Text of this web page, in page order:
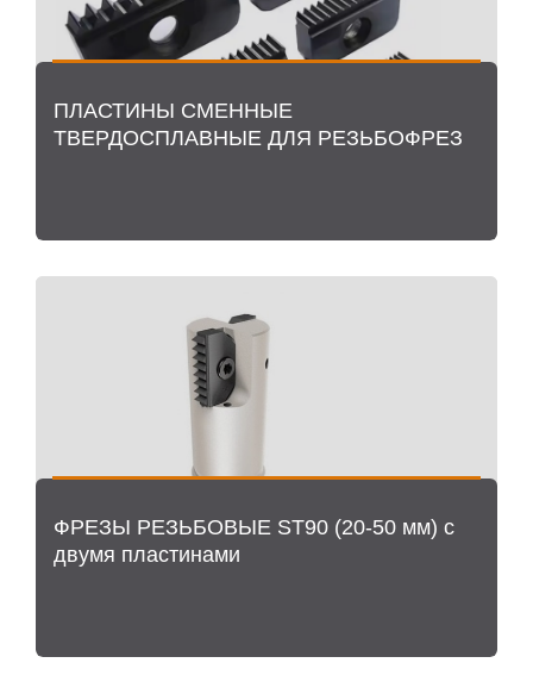
ПЛАСТИНЫ СМЕННЫЕ
ТВЕРДОСПЛАВНЫЕ ДЛЯ РЕЗЬБОФРЕЗ
ФРЕЗЫ РЕЗЬБОВЫЕ ST90 (20-50 мм) с
двумя пластинами